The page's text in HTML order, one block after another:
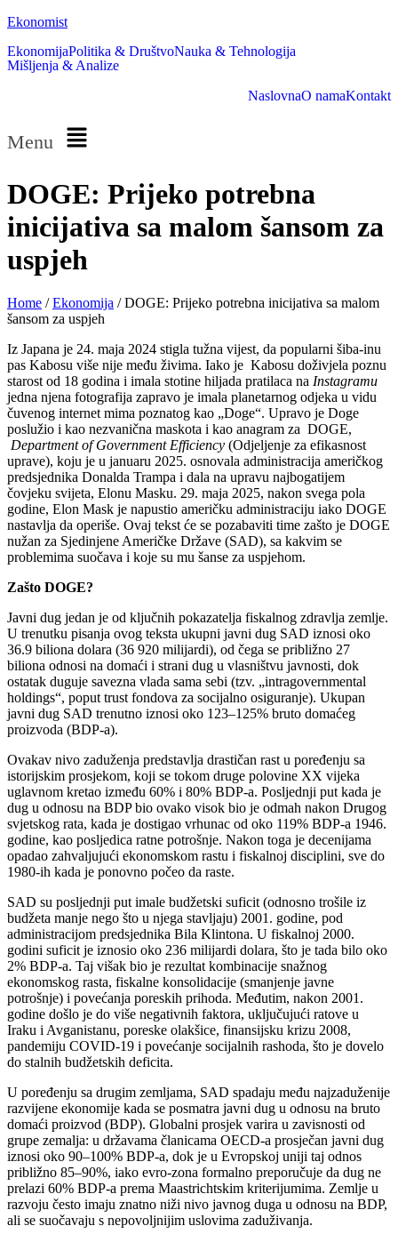
Ekonomist
EkonomijaPolitika & DruštvoNauka & Tehnologija
Mišljenja & Analize
NaslovnaO namaKontakt
Menu
DOGE: Prijeko potrebna
inicijativa sa malom šansom za
uspjeh
Home / Ekonomija / DOGE: Prijeko potrebna inicijativa sa malom
šansom za uspjeh
Iz Japana je 24. maja 2024 stigla tužna vijest, da popularni šiba-inu
pas Kabosu više nije među živima. Iako je Kabosu doživjela poznu
starost od 18 godina i imala stotine hiljada pratilaca na Instagramu
jedna njena fotografija zapravo je imala planetarnog odjeka u vidu
čuvenog internet mima poznatog kao „Doge“. Upravo je Doge
poslužio i kao nezvanična maskota i kao anagram za DOGE,
Department of Government Efficiency (Odjeljenje za efikasnost
uprave), koju je u januaru 2025. osnovala administracija američkog
predsjednika Donalda Trampa i dala na upravu najbogatijem
čovjeku svijeta, Elonu Masku. 29. maja 2025, nakon svega pola
godine, Elon Mask je napustio američku administraciju iako DOGE
nastavlja da operiše. Ovaj tekst će se pozabaviti time zašto je DOGE
nužan za Sjedinjene Američke Države (SAD), sa kakvim se
problemima suočava i koje su mu šanse za uspjehom.
Zašto DOGE?
Javni dug jedan je od ključnih pokazatelja fiskalnog zdravlja zemlje.
U trenutku pisanja ovog teksta ukupni javni dug SAD iznosi oko
36.9 biliona dolara (36 920 milijardi), od čega se približno 27
biliona odnosi na domaći i strani dug u vlasništvu javnosti, dok
ostatak duguje savezna vlada sama sebi (tzv. „intragovernmental
holdings“, poput trust fondova za socijalno osiguranje). Ukupan
javni dug SAD trenutno iznosi oko 123–125% bruto domaćeg
proizvoda (BDP-a).
Ovakav nivo zaduženja predstavlja drastičan rast u poređenju sa
istorijskim prosjekom, koji se tokom druge polovine XX vijeka
uglavnom kretao između 60% i 80% BDP-a. Posljednji put kada je
dug u odnosu na BDP bio ovako visok bio je odmah nakon Drugog
svjetskog rata, kada je dostigao vrhunac od oko 119% BDP-a 1946.
godine, kao posljedica ratne potrošnje. Nakon toga je decenijama
opadao zahvaljujući ekonomskom rastu i fiskalnoj disciplini, sve do
1980-ih kada je ponovno počeo da raste.
SAD su posljednji put imale budžetski suficit (odnosno trošile iz
budžeta manje nego što u njega stavljaju) 2001. godine, pod
administracijom predsjednika Bila Klintona. U fiskalnoj 2000.
godini suficit je iznosio oko 236 milijardi dolara, što je tada bilo oko
2% BDP-a. Taj višak bio je rezultat kombinacije snažnog
ekonomskog rasta, fiskalne konsolidacije (smanjenje javne
potrošnje) i povećanja poreskih prihoda. Međutim, nakon 2001.
godine došlo je do više negativnih faktora, uključujući ratove u
Iraku i Avganistanu, poreske olakšice, finansijsku krizu 2008,
pandemiju COVID-19 i povećanje socijalnih rashoda, što je dovelo
do stalnih budžetskih deficita.
U poređenju sa drugim zemljama, SAD spadaju među najzaduženije
razvijene ekonomije kada se posmatra javni dug u odnosu na bruto
domaći proizvod (BDP). Globalni prosjek varira u zavisnosti od
grupe zemalja: u državama članicama OECD-a prosječan javni dug
iznosi oko 90–100% BDP-a, dok je u Evropskoj uniji taj odnos
približno 85–90%, iako evro-zona formalno preporučuje da dug ne
prelazi 60% BDP-a prema Maastrichtskim kriterijumima. Zemlje u
razvoju često imaju znatno niži nivo javnog duga u odnosu na BDP,
ali se suočavaju s nepovoljnijim uslovima zaduživanja.